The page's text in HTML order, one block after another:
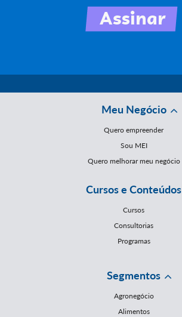
Meu Negócio
Quero empreender
Sou MEI
Quero melhorar meu negócio
Cursos e Conteúdos
Cursos
Consultorias
Programas
Segmentos
Agronegócio
Alimentos